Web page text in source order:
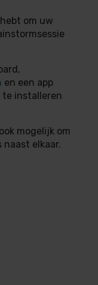
om uw
en een app
te installeren
mogelijk om
elkaar.